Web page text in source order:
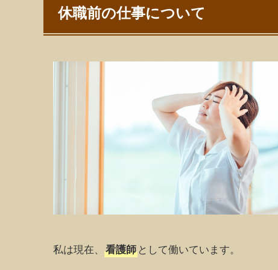
休職前の仕事について
私は現在、 看護師 として働いています。